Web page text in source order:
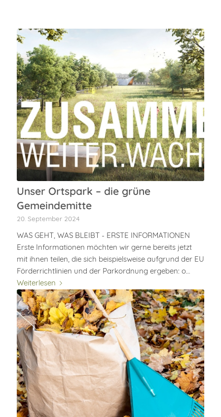
Unser Ortspark – die grüne
Gemeindemitte
20. September 2024
WAS GEHT, WAS BLEIBT - ERSTE INFORMATIONEN
Erste Informationen möchten wir gerne bereits jetzt
mit ihnen teilen, die sich beispielsweise aufgrund der EU
Förderrichtlinien und der Parkordnung ergeben: o…
Weiterlesen